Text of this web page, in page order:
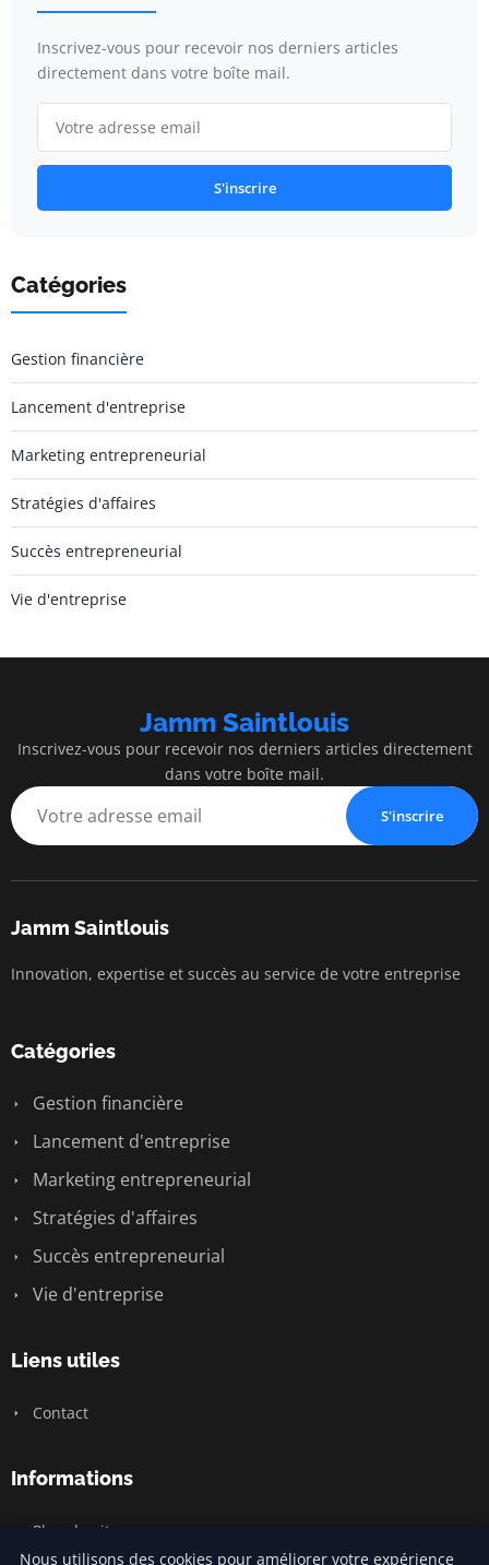
Inscrivez-vous pour recevoir nos derniers articles
directement dans votre boîte mail.
S'inscrire
Catégories
Gestion financière
Lancement d'entreprise
Marketing entrepreneurial
Stratégies d'affaires
Succès entrepreneurial
Vie d'entreprise
Jamm Saintlouis
Inscrivez-vous pour recevoir nos derniers articles directement
dans votre boîte mail.
S'inscrire
Jamm Saintlouis
Innovation, expertise et succès au service de votre entreprise
Catégories
Gestion financière
Lancement d'entreprise
Marketing entrepreneurial
Stratégies d'affaires
Succès entrepreneurial
Vie d'entreprise
Liens utiles
Contact
Informations
Plan du site
Nous utilisons des cookies pour améliorer votre expérience